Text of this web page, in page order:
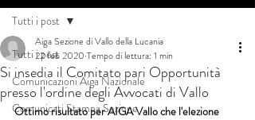
Tutti i post
Comunicazioni Aiga Nazionale
Comunicati Stampa Sezione
Tutti i post
Si insedia il Comitato pari Opportunità
presso l'ordine degli Avvocati di Vallo
Aiga Sezione di Vallo della Lucania
22 feb 2020 Tempo di lettura: 1 min
Ottimo risultato per AIGA Vallo che l'elezione